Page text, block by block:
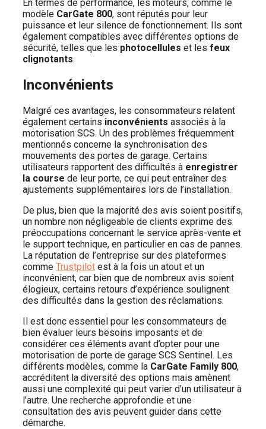
En termes de performance, les moteurs, comme le
modèle CarGate 800, sont réputés pour leur
puissance et leur silence de fonctionnement. Ils sont
également compatibles avec différentes options de
sécurité, telles que les photocellules et les feux
clignotants.
Inconvénients
Malgré ces avantages, les consommateurs relatent
également certains inconvénients associés à la
motorisation SCS. Un des problèmes fréquemment
mentionnés concerne la synchronisation des
mouvements des portes de garage. Certains
utilisateurs rapportent des difficultés à enregistrer
la course de leur porte, ce qui peut entraîner des
ajustements supplémentaires lors de l’installation.
De plus, bien que la majorité des avis soient positifs,
un nombre non négligeable de clients exprime des
préoccupations concernant le service après-vente et
le support technique, en particulier en cas de pannes.
La réputation de l’entreprise sur des plateformes
comme Trustpilot est à la fois un atout et un
inconvénient, car bien que de nombreux avis soient
élogieux, certains retours d’expérience soulignent
des difficultés dans la gestion des réclamations.
Il est donc essentiel pour les consommateurs de
bien évaluer leurs besoins imposants et de
considérer ces éléments avant d’opter pour une
motorisation de porte de garage SCS Sentinel. Les
différents modèles, comme la CarGate Family 800,
accréditent la diversité des options mais amènent
aussi une complexité qui peut varier d’un utilisateur à
l’autre. Une recherche approfondie et une
consultation des avis peuvent guider dans cette
démarche.